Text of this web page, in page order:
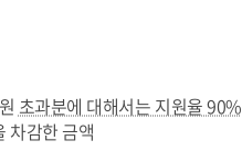
초과분에 대해서는 지원율 90%
차감한 금액